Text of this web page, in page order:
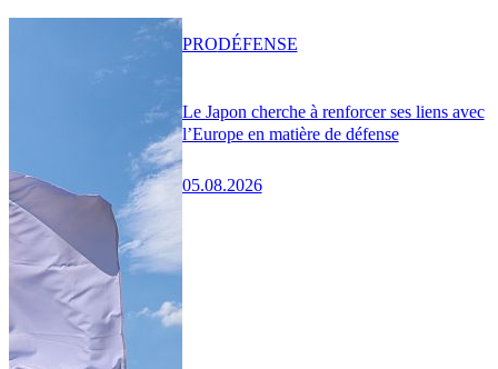
Le Japon cherche à renforcer ses liens avec
l’Europe en matière de défense
05.08.2026
PRODÉFENSE